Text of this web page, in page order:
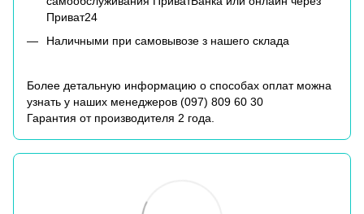
Приват24
Наличными при самовывозе з нашего склада
Более детальную информацию о способах оплат можна
узнать у наших менеджеров (097) 809 60 30
Гарантия от производителя 2 года.